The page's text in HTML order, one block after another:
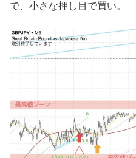
で、小さな押し目で買い。